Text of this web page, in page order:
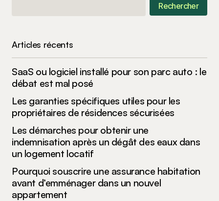
Rechercher
Articles récents
SaaS ou logiciel installé pour son parc auto : le
débat est mal posé
Les garanties spécifiques utiles pour les
propriétaires de résidences sécurisées
Les démarches pour obtenir une
indemnisation après un dégât des eaux dans
un logement locatif
Pourquoi souscrire une assurance habitation
avant d’emménager dans un nouvel
appartement